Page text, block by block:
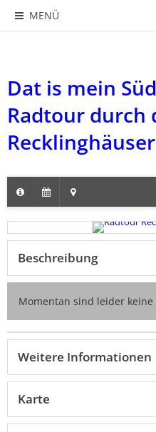
MENÜ
Dat is mein
Radtour durch
Beschreibung
Momentan sind leider
Weitere Informationen
Karte